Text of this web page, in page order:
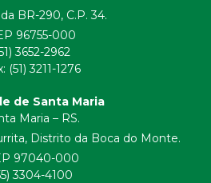
BR-290, C.P. 34.
96755-000
3652-2962
(51) 3211-1276
de Santa Maria
Maria – RS.
Distrito da Boca do Monte.
97040-000
3304-4100